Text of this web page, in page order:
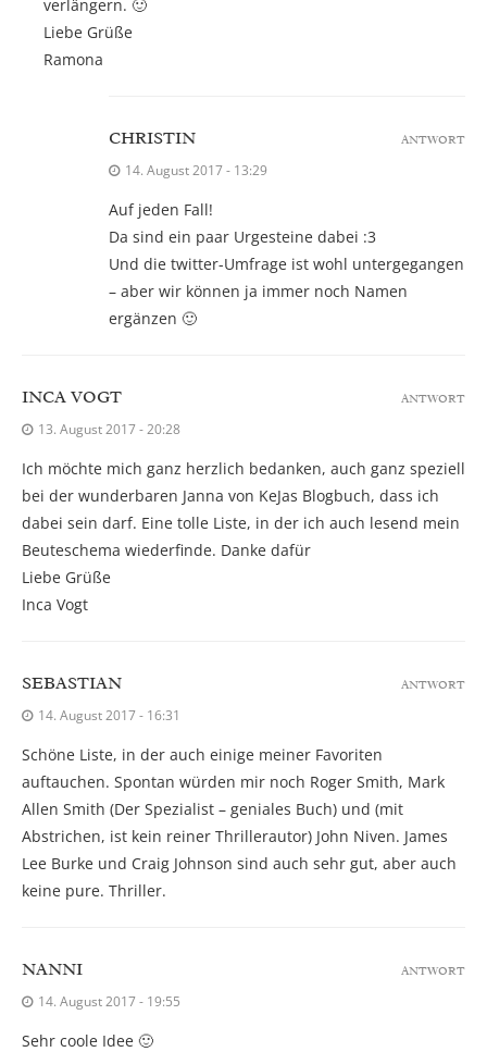
verlängern. 🙂
Liebe Grüße
Ramona
CHRISTIN
14. August 2017 - 13:29
Auf jeden Fall!
Da sind ein paar Urgesteine dabei :3
Und die twitter-Umfrage ist wohl untergegangen
– aber wir können ja immer noch Namen
ergänzen 🙂
ANTWORT
INCA VOGT
13. August 2017 - 20:28
Ich möchte mich ganz herzlich bedanken, auch ganz speziell
bei der wunderbaren Janna von KeJas Blogbuch, dass ich
dabei sein darf. Eine tolle Liste, in der ich auch lesend mein
Beuteschema wiederfinde. Danke dafür
Liebe Grüße
Inca Vogt
ANTWORT
SEBASTIAN
14. August 2017 - 16:31
Schöne Liste, in der auch einige meiner Favoriten
auftauchen. Spontan würden mir noch Roger Smith, Mark
Allen Smith (Der Spezialist – geniales Buch) und (mit
Abstrichen, ist kein reiner Thrillerautor) John Niven. James
Lee Burke und Craig Johnson sind auch sehr gut, aber auch
keine pure. Thriller.
ANTWORT
NANNI
14. August 2017 - 19:55
Sehr coole Idee 🙂
ANTWORT